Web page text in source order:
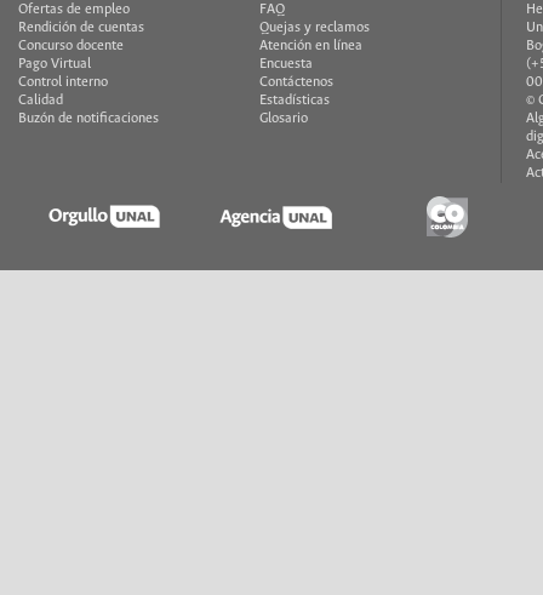
Ofertas de empleo
Rendición de cuentas
Concurso docente
Pago Virtual
Control interno
Calidad
Buzón de notificaciones
FAQ
Quejas y reclamos
Atención en línea
Encuesta
Contáctenos
Estadísticas
Glosario
©